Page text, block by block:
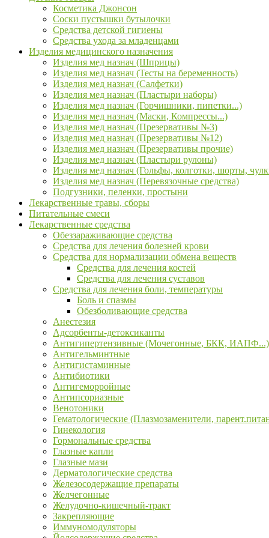
Косметика Джонсон
Соски пустышки бутылочки
Средства детской гигиены
Средства ухода за младенцами
Изделия медицинского назначения
Изделия мед назнач (Шприцы)
Изделия мед назнач (Тесты на беременность)
Изделия мед назнач (Салфетки)
Изделия мед назнач (Пластыри наборы)
Изделия мед назнач (Горчишники, пипетки...)
Изделия мед назнач (Маски, Компрессы...)
Изделия мед назнач (Презервативы №3)
Изделия мед назнач (Презервативы №12)
Изделия мед назнач (Презервативы прочие)
Изделия мед назнач (Пластыри рулоны)
Изделия мед назнач (Гольфы, колготки, шорты,
Изделия мед назнач (Перевязочные средства)
Подгузники, пеленки, простыни
Лекарственные травы, сборы
Питательные смеси
Лекарственные средства
Обеззараживающие средства
Средства для лечения болезней крови
Средства для нормализации обмена веществ
Средства для лечения костей
Средства для лечения суставов
Средства для лечения боли, температуры
Боль и спазмы
Обезболивающие средства
Анестезия
Адсорбенты-детоксиканты
Антигипертензивные (Мочегонные, БКК, ИАПФ...)
Антигельминтные
Антигистаминные
Антибиотики
Антигеморройные
Антипсориазные
Венотоники
Гематологические (Плазмозаменители,
Гинекология
Гормональные средства
Глазные капли
Глазные мази
Дерматологические средства
Железосодержащие препараты
Желчегонные
Желудочно-кишечный-тракт
Закрепляющие
Иммуномодуляторы